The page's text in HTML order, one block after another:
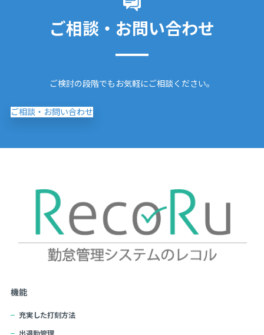
ご相談・お問い合わせ
ご検討の段階でもお気軽にご相談ください。
ご相談・お問い合わせ
機能
充実した打刻方法
出退勤管理